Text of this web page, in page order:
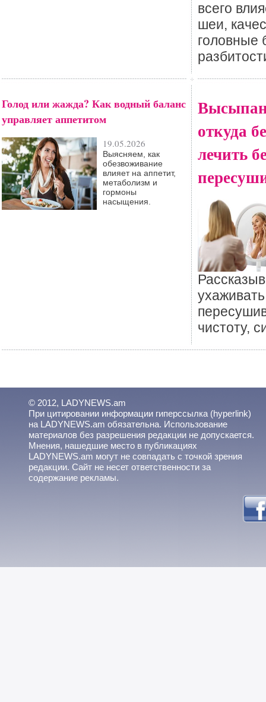
всего
шеи,
головные
Голод или жажда? Как водный баланс
управляет аппетитом
19.05.2026
Выясняем, как
обезвоживание
влияет на аппетит,
метаболизм и
гормоны
насыщения.
откуда
лечить
чистоту,
© 2012, LADYNEWS.am
При цитировании информации гиперссылка (hyperlink)
на LADYNEWS.am обязательна. Использование
материалов без разрешения редакции не допускается.
Мнения, нашедшие место в публикациях
LADYNEWS.am могут не совпадать с точкой зрения
редакции. Сайт не несет ответственности за
содержание рекламы.